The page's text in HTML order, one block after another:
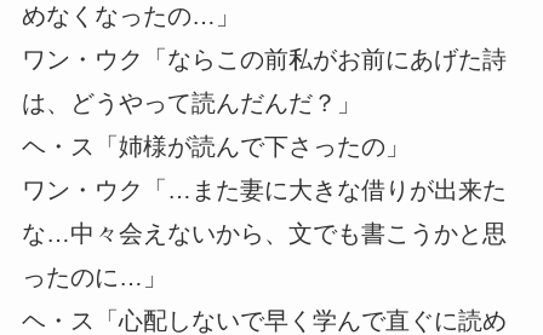
めなくなったの…」
ワン・ウク「ならこの前私がお前にあげた詩
は、どうやって読んだんだ？」
ヘ・ス「姉様が読んで下さったの」
ワン・ウク「…また妻に大きな借りが出来た
な…中々会えないから、文でも書こうかと思
ったのに…」
ヘ・ス「心配しないで早く学んで直ぐに読め